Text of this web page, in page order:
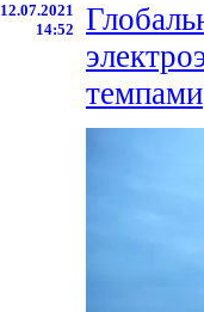
12.07.2021
14:52
темпами